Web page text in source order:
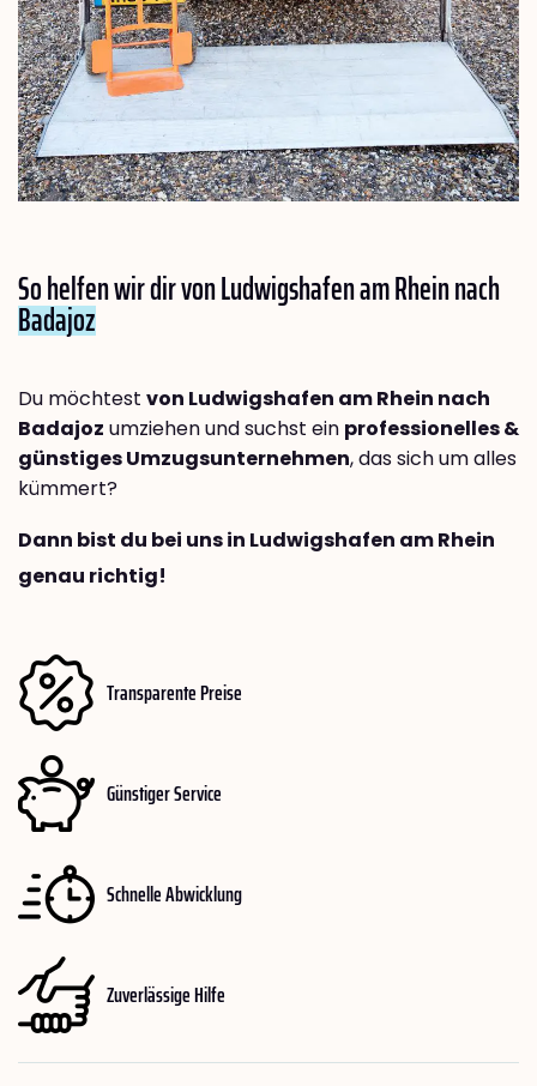
So helfen wir dir von Ludwigshafen am Rhein nach
Badajoz
Du möchtest von Ludwigshafen am Rhein nach
Badajoz umziehen und suchst ein professionelles &
günstiges Umzugsunternehmen, das sich um alles
kümmert?
Dann bist du bei uns in Ludwigshafen am Rhein
genau richtig!
Transparente Preise
Günstiger Service
Schnelle Abwicklung
Zuverlässige Hilfe